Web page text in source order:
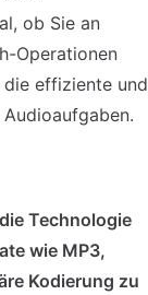
ob Sie an
Operationen
effiziente und
Technologie
wie MP3,
Kodierung zu